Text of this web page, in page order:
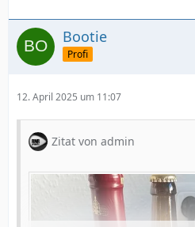
Bootie
Profi
12. April 2025 um 11:07
Zitat von admin